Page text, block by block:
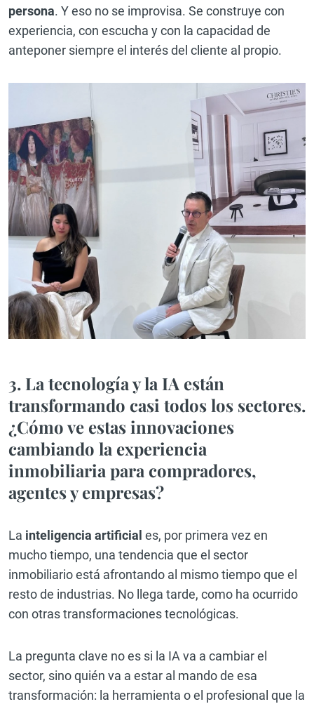
persona. Y eso no se improvisa. Se construye con
experiencia, con escucha y con la capacidad de
anteponer siempre el interés del cliente al propio.
3. La tecnología y la IA están
transformando casi todos los sectores.
¿Cómo ve estas innovaciones
cambiando la experiencia
inmobiliaria para compradores,
agentes y empresas?
La inteligencia artificial es, por primera vez en
mucho tiempo, una tendencia que el sector
inmobiliario está afrontando al mismo tiempo que el
resto de industrias. No llega tarde, como ha ocurrido
con otras transformaciones tecnológicas.
La pregunta clave no es si la IA va a cambiar el
sector, sino quién va a estar al mando de esa
transformación: la herramienta o el profesional que la